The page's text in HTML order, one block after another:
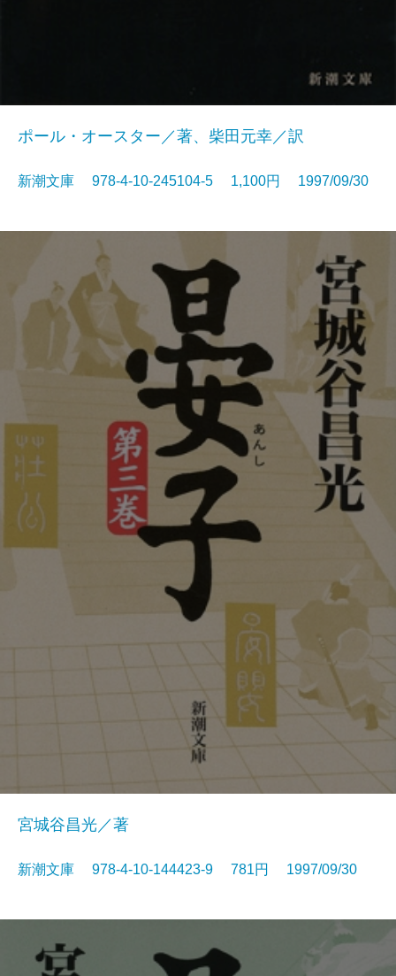
ポール・オースター／著、柴田元幸／訳
新潮文庫 978-4-10-245104-5 1,100円 1997/09/30
宮城谷昌光／著
新潮文庫 978-4-10-144423-9 781円 1997/09/30